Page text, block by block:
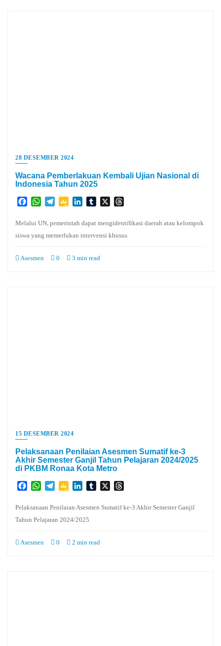
28 DESEMBER 2024
Wacana Pemberlakuan Kembali Ujian Nasional di
Indonesia Tahun 2025
FacebookWhatsApp
TelegramGoogleLinkedInTumblr
X
Melalui UN, pemerintah dapat mengidentifikasi daerah atau kelompok
siswa yang memerlukan intervensi khusus
Asesmen 0 3 min read
15 DESEMBER 2024
Pelaksanaan Penilaian Asesmen Sumatif ke-3
Akhir Semester Ganjil Tahun Pelajaran 2024/2025
di PKBM Ronaa Kota Metro
FacebookWhatsApp
TelegramGoogleLinkedInTumblr
X
Pelaksanaan Penilaian Asesmen Sumatif ke-3 Akhir Semester Ganjil
Tahun Pelajaran 2024/2025
Asesmen 0 2 min read